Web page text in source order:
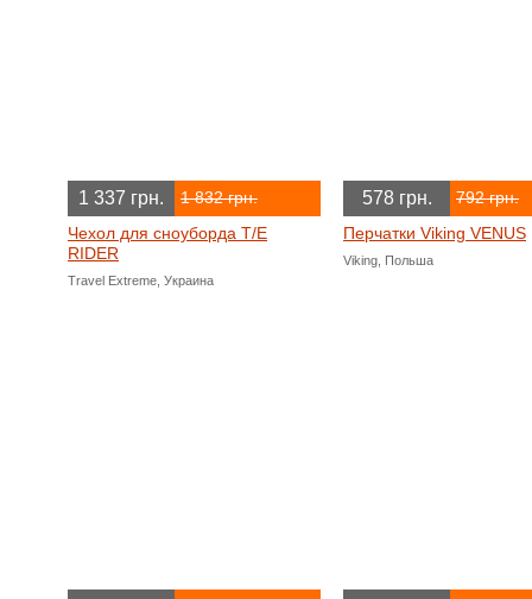
1 337 грн. 1 832 грн.
Чехол для сноуборда T/E
RIDER
Travel Extreme, Украина
578 грн. 792 грн.
Перчатки Viking VENUS
Viking, Польша